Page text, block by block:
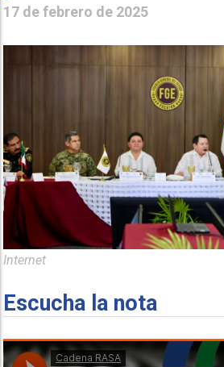
17 de febrero de 2025
Internet
Escucha la nota